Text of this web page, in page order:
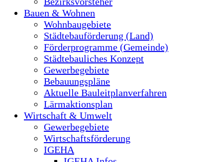
Bauen & Wohnen
Wohnbaugebiete
Städtebauförderung (Land)
Förderprogramme (Gemeinde)
Städtebauliches Konzept
Gewerbegebiete
Bebauungspläne
Aktuelle Bauleitplanverfahren
Lärmaktionsplan
Wirtschaft & Umwelt
Gewerbegebiete
Wirtschaftsförderung
IGEHA